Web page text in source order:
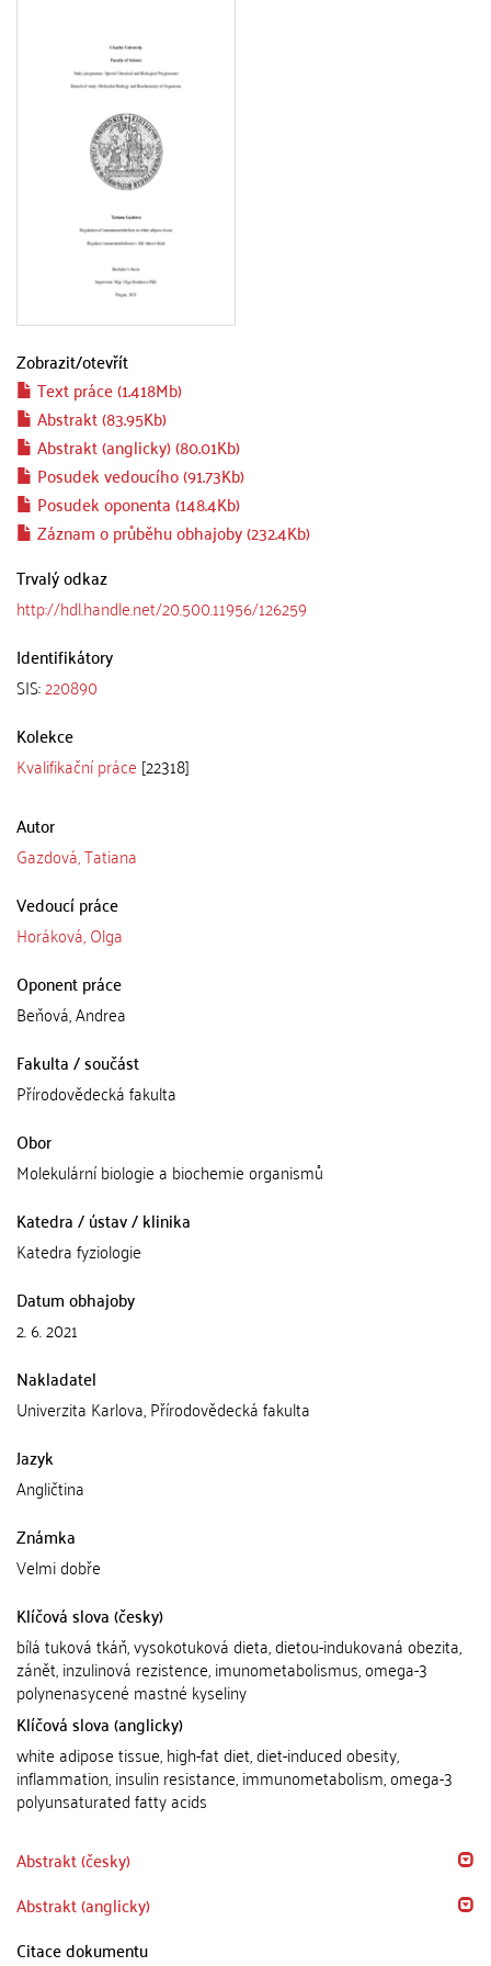
Zobrazit/otevřít
Text práce (1.418Mb)
Abstrakt (83.95Kb)
Abstrakt (anglicky) (80.01Kb)
Posudek vedoucího (91.73Kb)
Posudek oponenta (148.4Kb)
Záznam o průběhu obhajoby (232.4Kb)
Trvalý odkaz
http://hdl.handle.net/20.500.11956/126259
Identifikátory
SIS:220890
Kolekce
Kvalifikační práce [22318]
Autor
Gazdová, Tatiana
Vedoucí práce
Horáková, Olga
Oponent práce
Beňová, Andrea
Fakulta / součást
Přírodovědecká fakulta
Obor
Molekulární biologie a biochemie organismů
Katedra / ústav / klinika
Katedra fyziologie
Datum obhajoby
2. 6. 2021
Nakladatel
Univerzita Karlova, Přírodovědecká fakulta
Jazyk
Angličtina
Známka
Velmi dobře
Klíčová slova (česky)
bílá tuková tkáň, vysokotuková dieta, dietou-indukovaná obezita,
zánět, inzulinová rezistence, imunometabolismus, omega-3
polynenasycené mastné kyseliny
Klíčová slova (anglicky)
white adipose tissue, high-fat diet, diet-induced obesity,
inflammation, insulin resistance, immunometabolism, omega-3
polyunsaturated fatty acids
Abstrakt (česky)
Abstrakt (anglicky)
Citace dokumentu